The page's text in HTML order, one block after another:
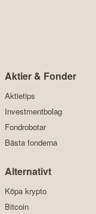
Aktier & Fonder
Aktietips
Investmentbolag
Fondrobotar
Bästa fonderna
Alternativt
Köpa krypto
Bitcoin